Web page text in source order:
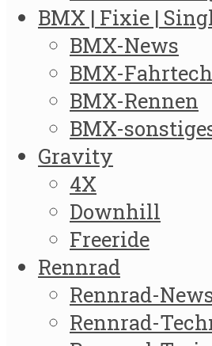
BMX | Fixie |
BMX-News
BMX-
BMX-Rennen
BMX-
Gravity
4X
Downhill
Freeride
Rennrad
Rennrad-
Rennrad-